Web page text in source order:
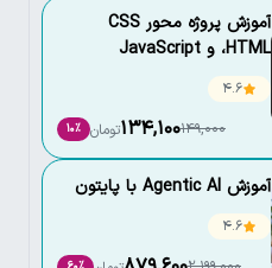
آموزش پروژه محور CSS
،HTML و JavaScript
4.6
149,000
134,100تومان 10٪
آموزش Agentic AI با پایتون
4.6